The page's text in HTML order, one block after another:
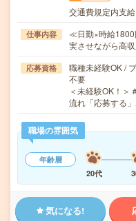
交通費規定内支給
仕事内容
≪日勤×時給
実させながら高
応募資格
職種未経験OK /
不要
＜未経験OK！＞
流れ「応募する
職場の雰囲気
年齢層
20代
気になる!